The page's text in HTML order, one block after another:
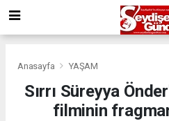
Anasayfa YAŞAM
Sırrı Süreyya
filminin